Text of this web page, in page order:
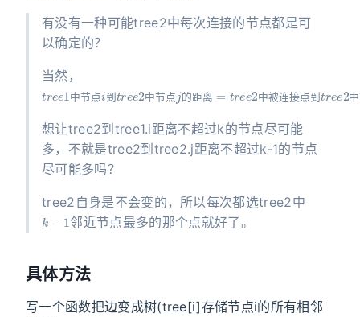
有没有一种可能tree2中每次连接的节点都是可
以确定的？
当然，
tree 1中
j的距离
想让tree2到tree1.i距离不超过k的节点尽可能
多，不就是tree2到tree2.j距离不超过k-1的节点
尽可能多吗？
tree2自身是不会变的，所以每次都选tree2中
k−1
邻近节点最多的那个点就好了。
具体方法
写一个函数把边变成树(tree[i]存储节点i的所有相邻